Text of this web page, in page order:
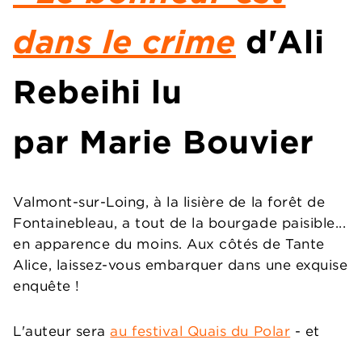
dans le crime d'Ali
Rebeihi lu
par Marie Bouvier
Valmont-sur-Loing, à la lisière de la forêt de
Fontainebleau, a tout de la bourgade paisible...
en apparence du moins. Aux côtés de Tante
Alice, laissez-vous embarquer dans une exquise
enquête !
L'auteur seraau festival Quais du Polar - et